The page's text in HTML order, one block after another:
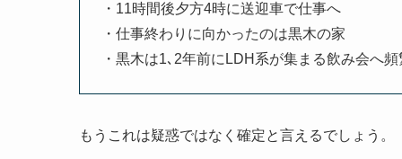
・11時間後夕方4時に送迎車で仕事へ
・仕事終わりに向かったのは黒木の家
・黒木は1､2年前にLDH系が集まる飲み会へ
もうこれは疑惑ではなく確定と言えるでしょう。